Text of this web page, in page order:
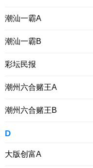
潮汕一霸A
潮汕一霸B
彩坛民报
潮州六合赌王A
潮州六合赌王B
D
大版创富A